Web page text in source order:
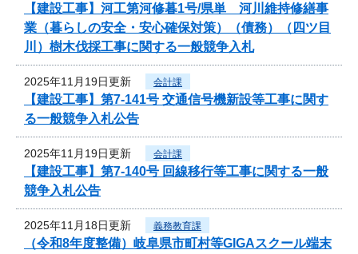
【建設工事】河工第河修暮1号/県単 河川維持修繕事
業（暮らしの安全・安心確保対策）（債務）（四ツ目
川）樹木伐採工事に関する一般競争入札
2025年11月19日更新 会計課
【建設工事】第7-141号 交通信号機新設等工事に関す
る一般競争入札公告
2025年11月19日更新 会計課
【建設工事】第7-140号 回線移行等工事に関する一般
競争入札公告
2025年11月18日更新 義務教育課
（令和8年度整備）岐阜県市町村等GIGAスクール端末